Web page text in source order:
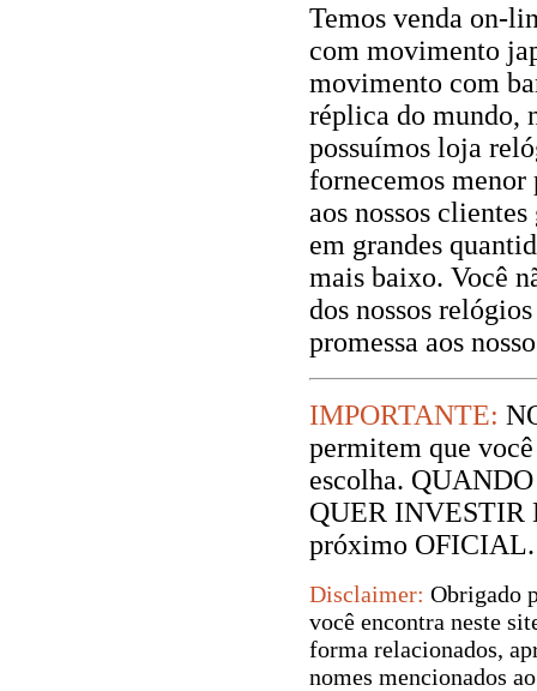
Temos venda on-
com movimento
movimento com
réplica do mundo,
possuímos loja
fornecemos
aos nossos
em grandes
mais baixo. Você
dos nossos
promessa aos
IMPORTANTE:
permitem que
escolha.
QUER INVESTIR
próximo OFICIAL.
Disclaimer: Obrigado
você encontra neste
forma relacionados,
nomes mencionados